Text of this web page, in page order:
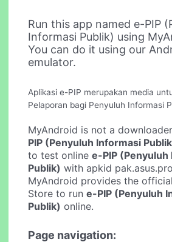
Run this app named e-PIP
Informasi Publik) using
You can do it using our
emulator.
Aplikasi e-PIP merupakan media
Pelaporan bagi Penyuluh Informasi
MyAndroid is not a
PIP (Penyuluh Informasi
to test onlinee-PIP
Publik) with apkid
MyAndroid provides the
Store to rune-PIP (Penyuluh
Publik) online.
Page navigation: